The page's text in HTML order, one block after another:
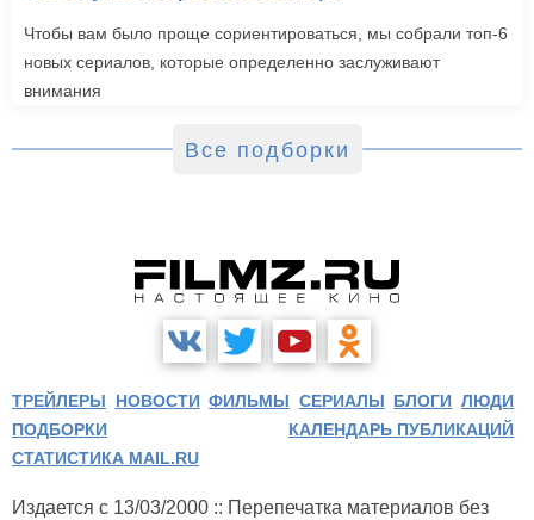
Чтобы вам было проще сориентироваться, мы собрали топ-6
новых сериалов, которые определенно заслуживают
внимания
Все подборки
ТРЕЙЛЕРЫ НОВОСТИ ФИЛЬМЫ СЕРИАЛЫ БЛОГИ ЛЮДИ
ПОДБОРКИ
КАЛЕНДАРЬ ПУБЛИКАЦИЙ
СТАТИСТИКА MAIL.RU
Издается с 13/03/2000 :: Перепечатка материалов без